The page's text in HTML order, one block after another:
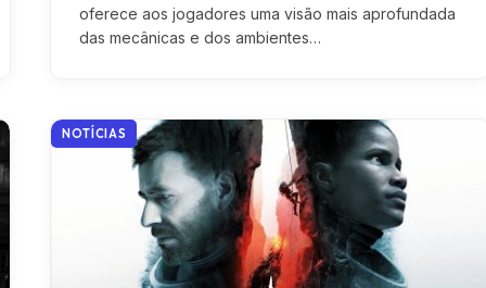
oferece aos jogadores uma visão mais aprofundada
das mecânicas e dos ambientes…
NOTÍCIAS